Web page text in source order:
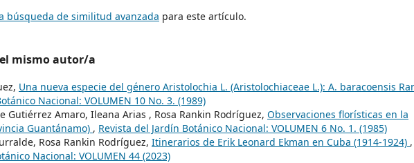
búsqueda de similitud avanzada para este artículo.
mismo autor/a
Una nueva especie del género Aristolochia L. (Aristolochiaceae L.): A. baracoensis
Nacional: VOLUMEN 10 No. 3. (1989)
Gutiérrez Amaro, Ileana Arias , Rosa Rankin Rodríguez, Observaciones florísticas en la
Guantánamo) , Revista del Jardín Botánico Nacional: VOLUMEN 6 No. 1. (1985)
Rosa Rankin Rodríguez, Itinerarios de Erik Leonard Ekman en Cuba (1914-1924) ,
Nacional: VOLUMEN 44 (2023)